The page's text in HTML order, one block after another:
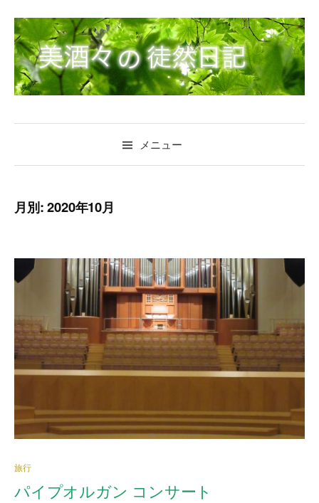
ン
テ
ン
ツ
ス
ッ
メニュー
月別: 2020年10月
旅行
パイプオルガン コンサート